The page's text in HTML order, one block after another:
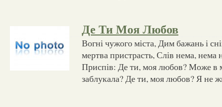
Де Ти Моя Любов
Вогні чужого міста, Дим бажань і
мертва пристрасть, Слів нема, нема
Приспів: Де ти, моя любов? Може в
заблукала? Де ти, моя любов? Я не